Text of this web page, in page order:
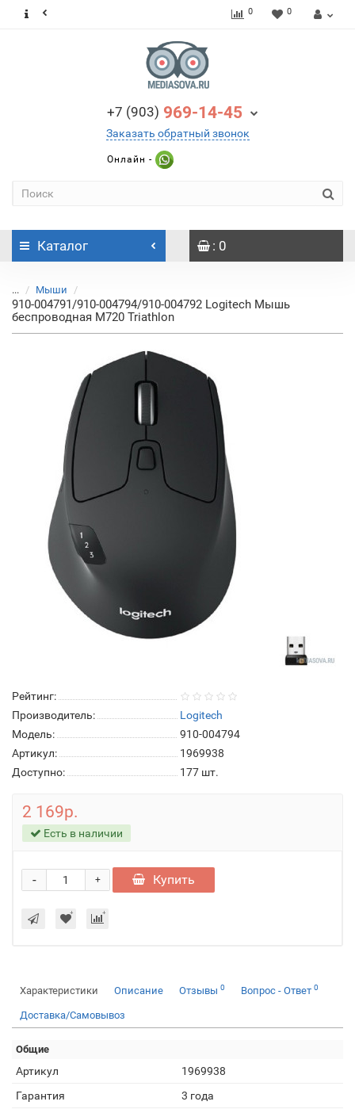
0 0
+7 (903) 969-14-45
Заказать обратный звонок
Онлайн -
Каталог : 0
... Мыши
910-004791/910-004794/910-004792 Logitech Мышь
беспроводная M720 Triathlon
Рейтинг:
Производитель:
Logitech
Модель:
910-004794
Артикул:
1969938
Доступно:
177 шт.
2 169р.
Есть в наличии
+
- Купить
Характеристики Описание Отзывы 0 Вопрос - Ответ 0
Доставка/Самовывоз
Общие
Артикул
1969938
Гарантия
3 года